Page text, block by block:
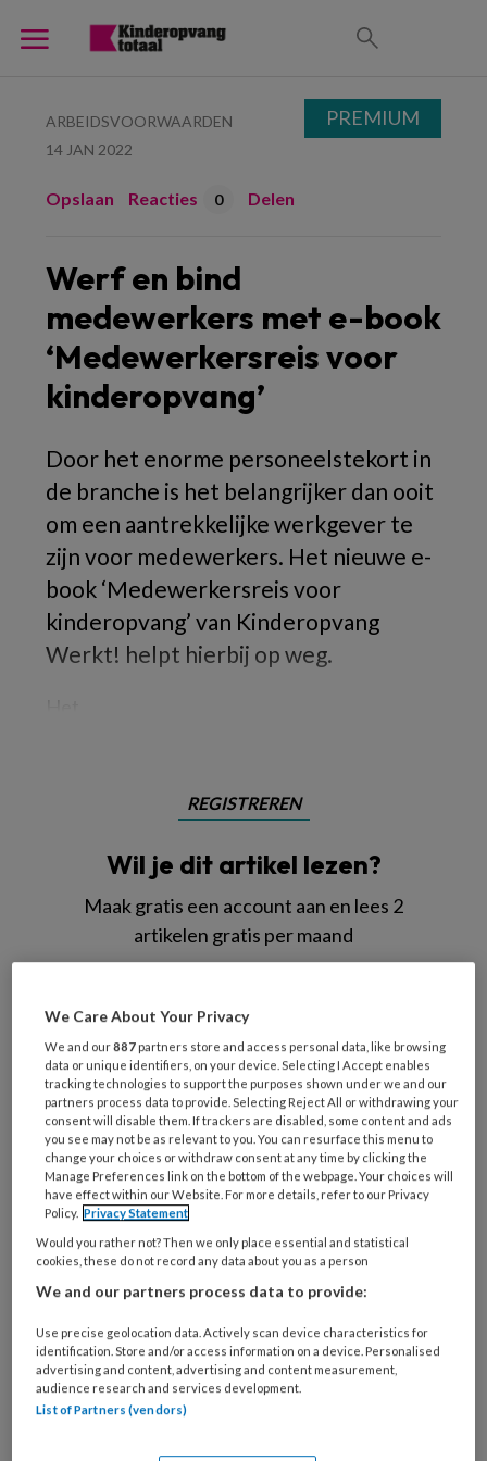
ARBEIDSVOORWAARDEN
14 JAN 2022
Opslaan Reacties 0 Delen
Werf en bind
medewerkers met e-book
‘Medewerkersreis voor
kinderopvang’
Door het enorme personeelstekort in
de branche is het belangrijker dan ooit
om een aantrekkelijke werkgever te
zijn voor medewerkers. Het nieuwe e-
book ‘Medewerkersreis voor
kinderopvang’ van Kinderopvang
Werkt! helpt hierbij op weg.
REGISTREREN
Wil je dit artikel lezen?
Maak gratis een account aan en lees 2
artikelen gratis per maand
Wat
is
je
e-
mailadres?
* *
Kies
je
wachtwoord* *
Kies
je
welke
organisatie
werk
je?
Untitled
Ontvang 2x per week de
PREMIUM
We Care About Your Privacy
We and our887 partners store and access personal data, like browsing
data or unique identifiers, on your device. Selecting I Accept enables
tracking technologies to support the purposes shown under we and our
partners process data to provide. Selecting Reject All or withdrawing your
consent will disable them. If trackers are disabled, some content and ads
you see may not be as relevant to you. You can resurface this menu to
change your choices or withdraw consent at any time by clicking the
Manage Preferences link on the bottom of the webpage. Your choices will
have effect within our Website. For more details, refer to our Privacy
Policy. Privacy Statement
Would you rather not? Then we only place essential and statistical
cookies, these do not record any data about you as a person
We and our partners process data to provide:
Use precise geolocation data. Actively scan device characteristics for
identification. Store and/or access information on a device. Personalised
advertising and content, advertising and content measurement,
audience research and services development.
List of Partners (vendors)